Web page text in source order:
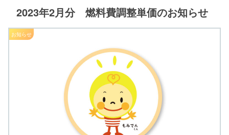
2023年2月分 燃料費調整単価のお知らせ
お知らせ